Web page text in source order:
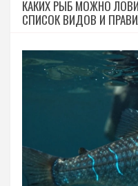
КАКИХ РЫБ МОЖНО
СПИСОК ВИДОВ И